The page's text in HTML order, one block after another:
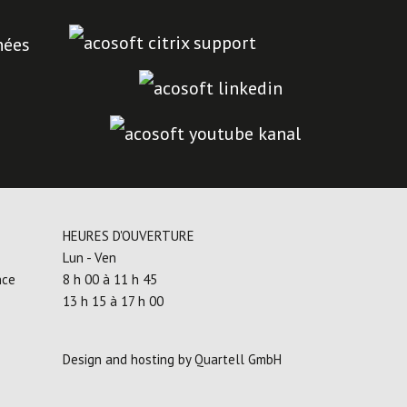
HEURES D'OUVERTURE
Lun - Ven
8 h 00 à 11 h 45
13 h 15 à 17 h 00
Design and hosting byQuartell GmbH